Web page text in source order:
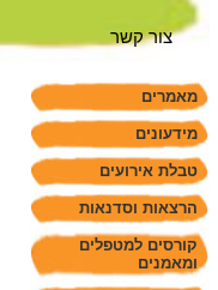
צור קשר
מאמרים
מידעונים
טבלת אירועים
הרצאות וסדנאות
קורסים למטפלים
ומאמנים